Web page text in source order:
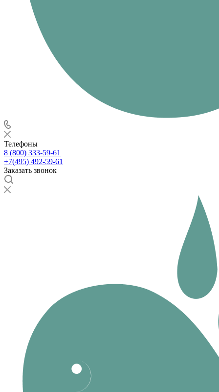
Телефоны
8 (800) 333-59-61
+7(495) 492-59-61
Заказать звонок